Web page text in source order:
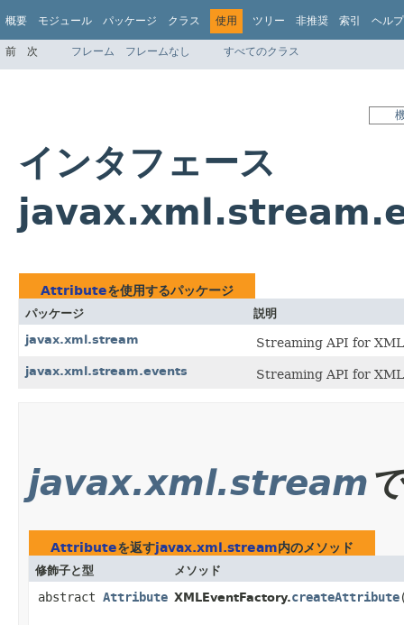
概要 モジュール パッケージ クラス 使用 ツリー 非推奨 索引 ヘルプ
前 次 フレーム フレームなし すべてのクラス
インタフェース
Attributeを使用するパッケージ
パッケージ
説明
javax.xml.stream
Streaming API for XML
javax.xml.stream.events Streaming API for XML
javax.xml.stream
Attributeを返すjavax.xml.stream内のメソッド
修飾子と型 メソッド
abstract Attribute XMLEventFactory.createAttribute